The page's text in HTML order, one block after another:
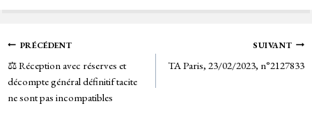
bo tt ail tF
rie
n
Navigation
de
l’article
PRÉCÉDENT
⚖️ Réception avec réserves et
décompte général définitif tacite
ne sont pas incompatibles
SUIVANT
TA Paris, 23/02/2023, n°2127833